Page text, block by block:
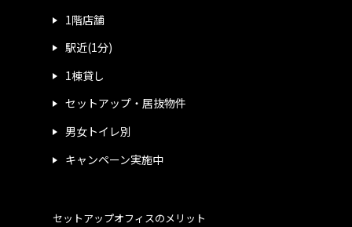
1階店舗
駅近(1分)
1棟貸し
セットアップ・居抜物件
男女トイレ別
キャンペーン実施中
セットアップオフィスのメリット